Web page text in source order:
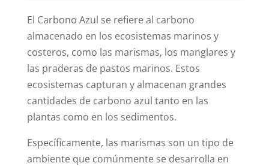
El Carbono Azul se refiere al carbono
almacenado en los ecosistemas marinos y
costeros, como las marismas, los manglares y
las praderas de pastos marinos. Estos
ecosistemas capturan y almacenan grandes
cantidades de carbono azul tanto en las
plantas como en los sedimentos.
Específicamente, las marismas son un tipo de
ambiente que comúnmente se desarrolla en